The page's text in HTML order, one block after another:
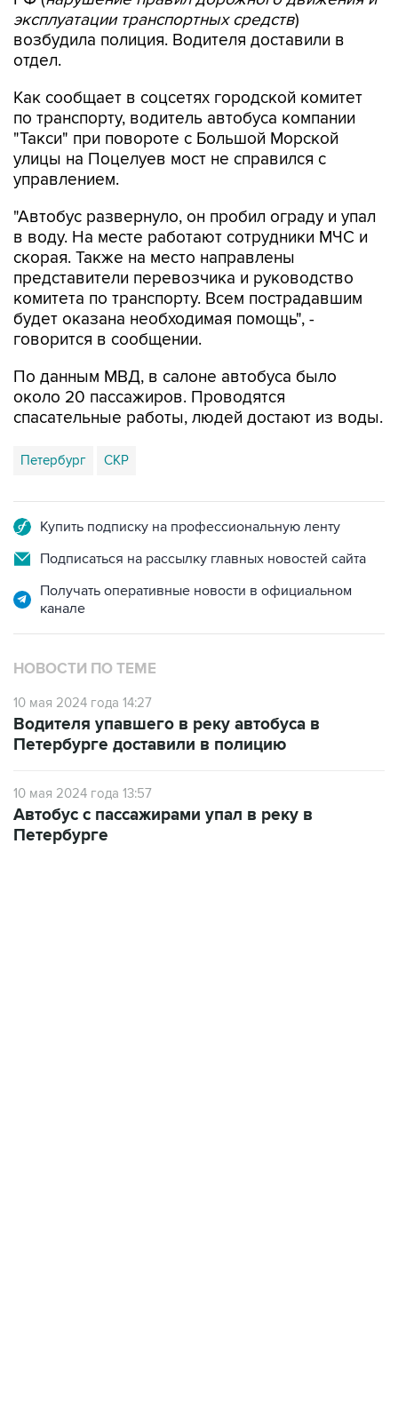
отдел.
Как сообщает в соцсетях городской комитет
"Такси" при повороте с Большой Морской
улицы на Поцелуев мост не справился с
управлением.
"Автобус развернуло, он пробил ограду и упал
скорая. Также на место направлены
представители перевозчика и руководство
комитета по транспорту. Всем пострадавшим
будет оказана необходимая помощь", -
говорится в сообщении.
По данным МВД, в салоне автобуса было
спасательные работы, людей достают из воды.
Петербург СКР
Подписаться на рассылку главных новостей сайта
Получать оперативные новости в официальном
НОВОСТИ ПО ТЕМЕ
10 мая 2024 года 14:27
Петербурге доставили в полицию
10 мая 2024 года 13:57
Петербурге